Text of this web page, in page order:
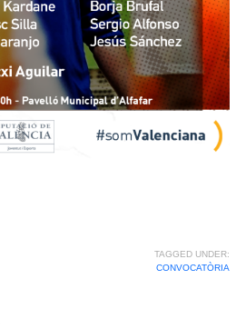
TAGGED UNDER:
CONVOCATÒRIA